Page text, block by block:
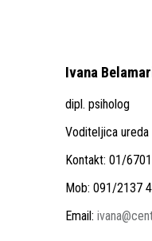
Ivana
dipl. psiholog
Voditeljica ureda
Kontakt: 01/
Mob: 091/2137
Email: